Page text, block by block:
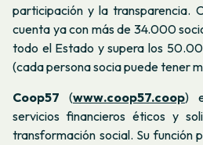
participación y la transparencia.
cuenta ya con más de 34.000
todo el Estado y supera los
(cada persona socia puede tener
Coop57 (www.coop57.coop)
servicios financieros éticos y
transformación social. Su función